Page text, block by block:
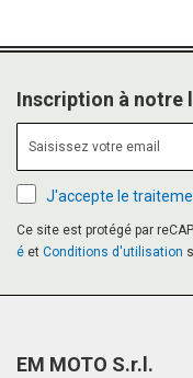
Inscription à notre
J'accepte le
Ce site est protégé par
é et Conditions d'utilisation
EM MOTO S.r.l.